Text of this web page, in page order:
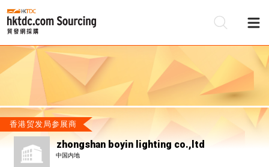
香港贸发局参展商
zhongshan boyin lighting co.,ltd
中国内地